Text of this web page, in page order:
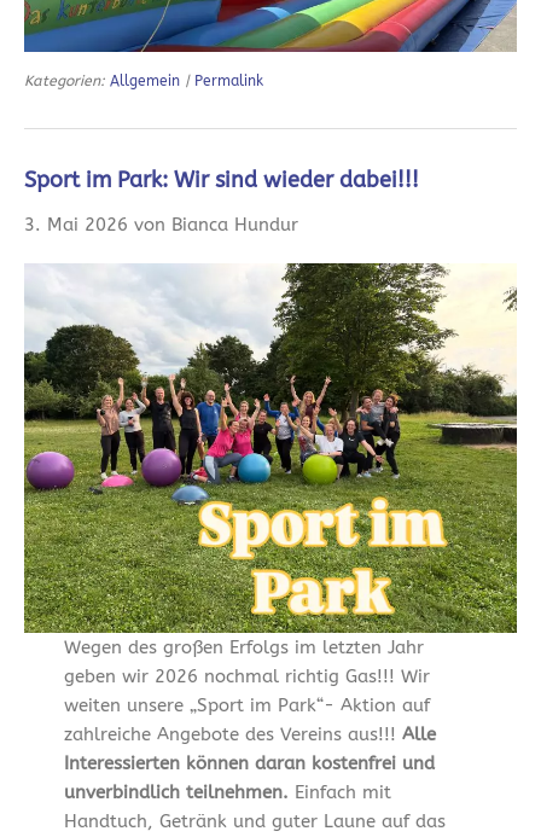
Kategorien: Allgemein | Permalink
Sport im Park: Wir sind wieder dabei!!!
3. Mai 2026 von Bianca Hundur
Wegen des großen Erfolgs im letzten Jahr
geben wir 2026 nochmal richtig Gas!!! Wir
weiten unsere „Sport im Park“- Aktion auf
zahlreiche Angebote des Vereins aus!!! Alle
Interessierten können daran kostenfrei und
unverbindlich teilnehmen. Einfach mit
Handtuch, Getränk und guter Laune auf das